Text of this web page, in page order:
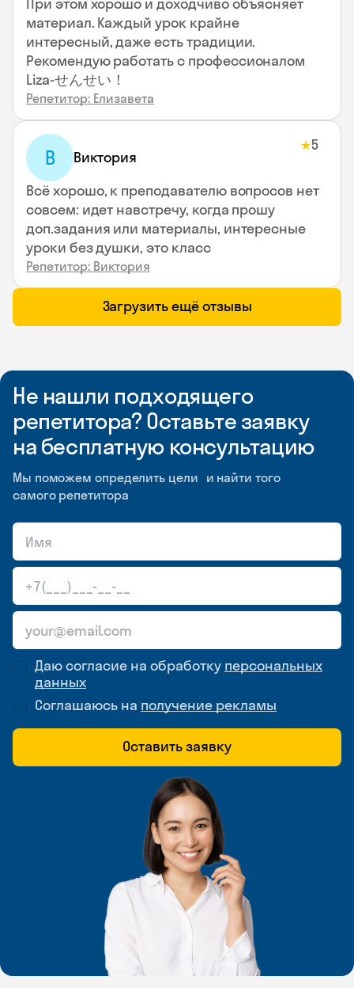
материал. Каждый урок крайне
интересный, даже есть традиции.
Рекомендую работать с профессионалом
Liza-せんせい！
Репетитор: Елизавета
В Виктория
★5
Всё хорошо, к преподавателю вопросов нет
совсем: идет навстречу, когда прошу
доп.задания или материалы, интересные
уроки без душки, это класс
Репетитор: Виктория
Загрузить ещё отзывы
Не нашли подходящего
репетитора? Оставьте заявку
на бесплатную консультацию
Мы поможем определить цели и найти того
самого репетитора
Даю согласие на обработку персональных
данных
Соглашаюсь на получение рекламы
Оставить заявку